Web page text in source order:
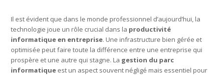
Il est évident que dans le monde professionnel d’aujourd’hui, la
technologie joue un rôle crucial dans la productivité
informatique en entreprise. Une infrastructure bien gérée et
optimisée peut faire toute la différence entre une entreprise qui
prospère et une autre qui stagne. La gestion du parc
informatique est un aspect souvent négligé mais essentiel pour